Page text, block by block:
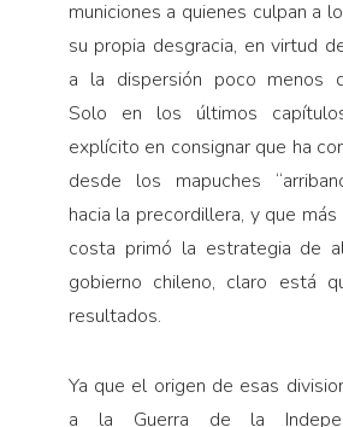
municiones a quienes culpan a
su propia desgracia, en virtud
a la dispersión poco menos
Solo en los últimos
explícito en consignar que ha
desde los mapuches
hacia la precordillera, y que
costa primó la estrategia de
gobierno chileno, claro está
resultados.
Ya que el origen de esas
a la Guerra de la